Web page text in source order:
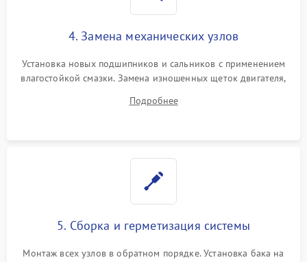
4. Замена механических узлов
Установка новых подшипников и сальников с применением
влагостойкой смазки. Замена изношенных щеток двигателя,
или поврежденной резиновой манжеты.
Подробнее
5. Сборка и герметизация системы
Монтаж всех узлов в обратном порядке. Установка бака на